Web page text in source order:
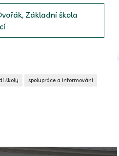
Základní škola
školy spolupráce a informování